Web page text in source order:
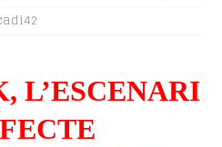
L’ESCENARI